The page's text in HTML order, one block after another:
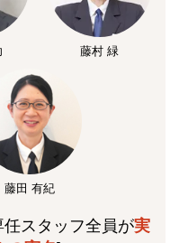
藤村 緑
藤田 有紀
スタッフ全員が実